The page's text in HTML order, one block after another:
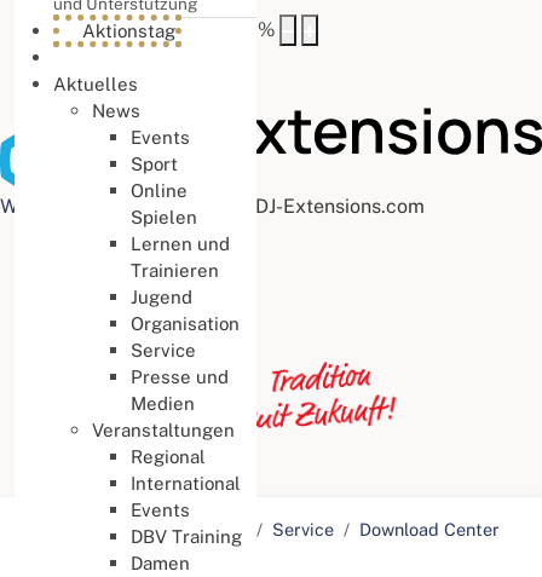
Buchstabenabstand
%
Web Accessibility plugin by DJ-Extensions.com
Aktionstag
Aktuelles
News
Events
Sport
Online
Spielen
Lernen und
Trainieren
Jugend
Organisation
Service
Presse und
Medien
Veranstaltungen
Regional
International
Events
DBV Training
Damen
Aktuelle Seite: Startseite Service
Download Center
Masterpunkte